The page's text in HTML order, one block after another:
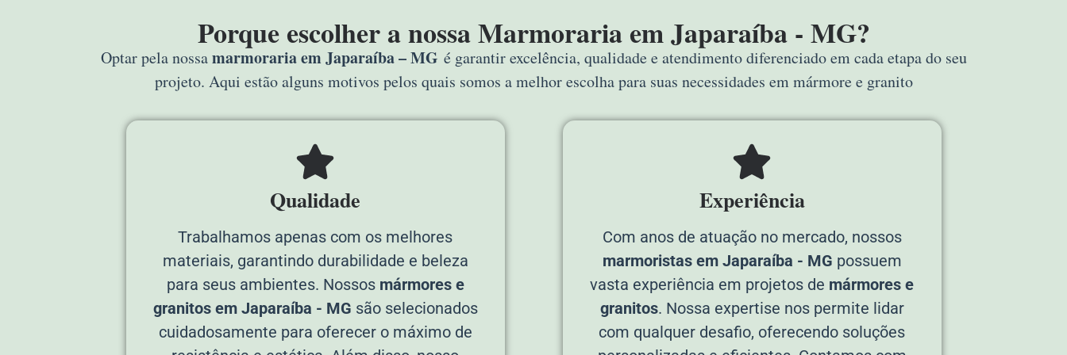
Porque escolher a nossa Marmoraria em Japaraíba - MG?
Optar pela nossamarmoraria em Japaraíba – MG é garantir excelência, qualidade e atendimento diferenciado em cada etapa do seu
projeto. Aqui estão alguns motivos pelos quais somos a melhor escolha para suas necessidades em mármore e granito
Qualidade
Trabalhamos apenas com os melhores
materiais, garantindo durabilidade e beleza
para seus ambientes. Nossos mármores e
granitos em Japaraíba - MG são selecionados
cuidadosamente para oferecer o máximo de
Experiência
Com anos de atuação no mercado, nossos
marmoristas em Japaraíba - MG possuem
vasta experiência em projetos de mármores e
granitos. Nossa expertise nos permite lidar
com qualquer desafio, oferecendo soluções